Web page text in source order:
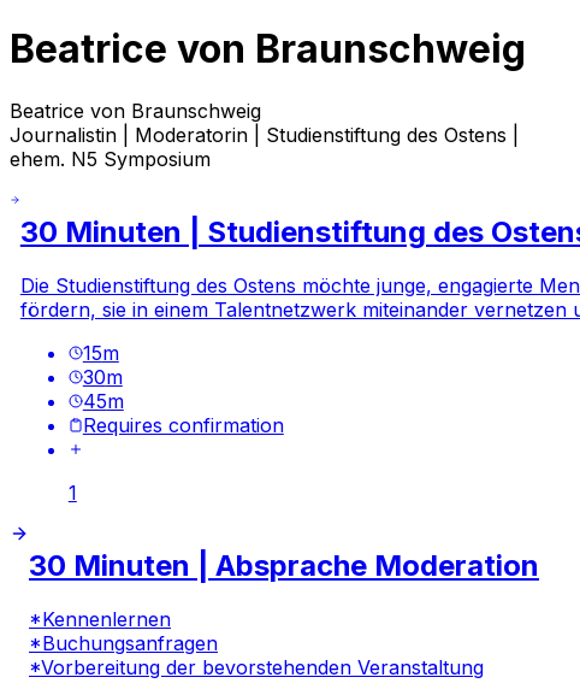
Beatrice von Braunschweig
Beatrice von Braunschweig
Journalistin | Moderatorin | Studienstiftung des Ostens |
ehem. N5 Symposium
30 Minuten | Studienstiftung des
Die Studienstiftung des Ostens möchte junge, engagierte
fördern, sie in einem Talentnetzwerk miteinander
15m
30m
45m
Requires confirmation
1
30 Minuten | Absprache Moderation
*Kennenlernen
*Buchungsanfragen
*Vorbereitung der bevorstehenden Veranstaltung